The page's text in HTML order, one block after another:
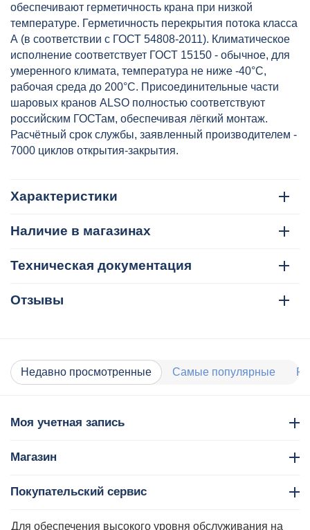
обеспечивают герметичность крана при низкой
температуре. Герметичность перекрытия потока класса
А (в соответствии с ГОСТ 54808-2011). Климатическое
исполнение соответствует ГОСТ 15150 - обычное, для
умеренного климата, температура не ниже -40°С,
рабочая среда до 200°С. Присоединительные части
шаровых кранов ALSO полностью соответствуют
российским ГОСТам, обеспечивая лёгкий монтаж.
Расчётный срок службы, заявленный производителем -
7000 циклов открытия-закрытия.
Характеристики
Наличие в магазинах
Техническая документация
Отзывы
Недавно просмотренные Самые популярные
Моя учетная запись
Магазин
Покупательский сервис
Контакты
Для обеспечения высокого уровня обслуживания на